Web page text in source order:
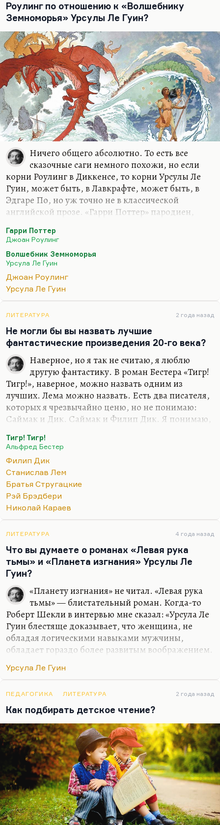
Роулинг по отношению к «Волшебнику
Земноморья» Урсулы Ле Гуин?
Ничего общего абсолютно. То есть все
сказочные саги немного похожи, но если
корни Роулинг в Диккенсе, то корни Урсулы Ле
Гуин, может быть, в Лавкрафте, может быть, в
Эдгаре По, но уж точно не в классической
английской прозе. «Гарри Поттер» пародиен,
по отношению к Бронте, по отношению к
Диккенсу, по отношению ко всем историям
найденышей, в отличие от Урсулы Ле Гуин,
которая была совсем другой природы. И ее
фэнтези, которое она, кстати, любила больше
всего написанного, гораздо, если угодно, научнее
«Гарри Поттер».
Гарри Поттер
Джоан Роулинг
Волшебник Земноморья
Урсула Ле Гуин
Джоан Роулинг
Урсула Ле Гуин
ЛИТЕРАТУРА 2 года назад
Не могли бы вы назвать лучшие
фантастические произведения 20-го века?
Наверное, но я так не считаю, я люблю
другую фантастику. В роман Бестера «Тигр!
Тигр!», наверное, можно назвать одним из
лучших. Лема можно назвать. Есть два писателя,
которых я чрезвычайно ценю, но не понимаю:
Саймак и Дик. Саймак и Филип Дик. Я понимаю,
невероятные горизонты, но их фантастика
кажется мне такой произвольной. А лучшими
писателями 20-го века я считаю, например, Лема,
Стругацких, Брэдбери. А вот Коля Караев со мной
бы не согласился: он считает, что Дик — это
гений. Наверное, гений по богатству, по
многообразию, но и по безумию тоже.
Тигр! Тигр!
Альфред Бестер
Филип Дик
Станислав Лем
Братья Стругацкие
Рэй Брэдбери
Николай Караев
ЛИТЕРАТУРА 4 года назад
Что вы думаете о романах «Левая рука
тьмы» и «Планета изгнания» Урсулы Ле
Гуин?
«Планету изгнания» не читал. «Левая рука
тьмы» — блистательный роман. Когда-то
Роберт Шекли в интервью мне сказал: «Урсула Ле
Гуин блестяще доказывает, что женщина, не
обладая логическими навыками мужчины,
обладает гораздо более развитым воображением.
вообще лучше всех Урсула»,— он всегда это
Урсула Ле Гуин
ПЕДАГОГИКА ЛИТЕРАТУРА 2 года назад
Как подбирать детское чтение?